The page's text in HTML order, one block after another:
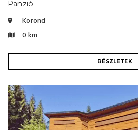
Panzió
Korond
0 km
RÉSZLETEK